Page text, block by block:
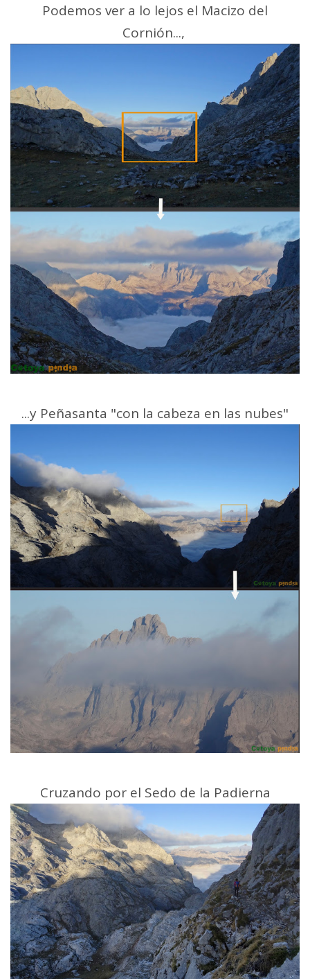
Podemos ver a lo lejos el Macizo del
Cornión...,
...y Peñasanta "con la cabeza en las nubes"
Cruzando por el Sedo de la Padierna